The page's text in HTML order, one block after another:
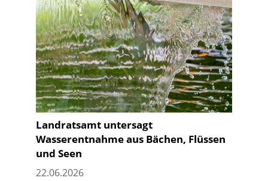
Landratsamt untersagt
Wasserentnahme aus Bächen, Flüssen
und Seen
22.06.2026